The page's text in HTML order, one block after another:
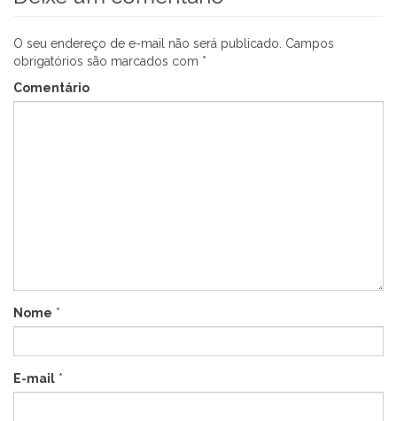
O seu endereço de e-mail não será publicado. Campos
obrigatórios são marcados com *
Comentário
Nome *
E-mail *